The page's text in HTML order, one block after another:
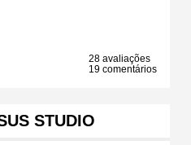
28 avaliações
19 comentários
STUDIO